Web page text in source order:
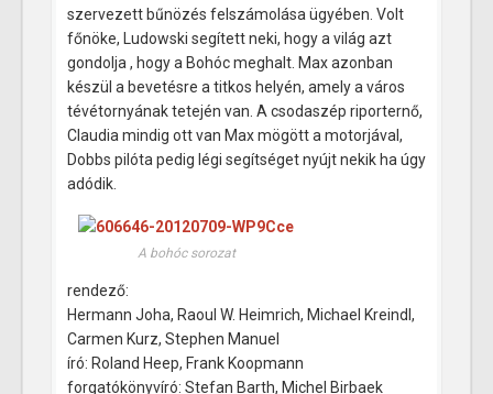
szervezett bűnözés felszámolása ügyében. Volt
főnöke, Ludowski segített neki, hogy a világ azt
gondolja , hogy a Bohóc meghalt. Max azonban
készül a bevetésre a titkos helyén, amely a város
tévétornyának tetején van. A csodaszép riporternő,
Claudia mindig ott van Max mögött a motorjával,
Dobbs pilóta pedig légi segítséget nyújt nekik ha úgy
adódik.
A bohóc sorozat
rendező:
Hermann Joha, Raoul W. Heimrich, Michael Kreindl,
Carmen Kurz, Stephen Manuel
író: Roland Heep, Frank Koopmann
forgatókönyvíró: Stefan Barth, Michel Birbaek